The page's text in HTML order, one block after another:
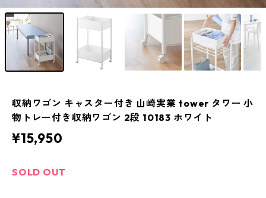
収納ワゴン キャスター付き 山崎実業 tower タワー 小
物トレー付き収納ワゴン 2段 10183 ホワイト
¥15,950
SOLD OUT